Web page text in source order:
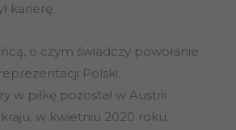
karierę.
o czym świadczy powołanie
Polski.
w piłkę pozostał w Austrii
w kwietniu 2020 roku,